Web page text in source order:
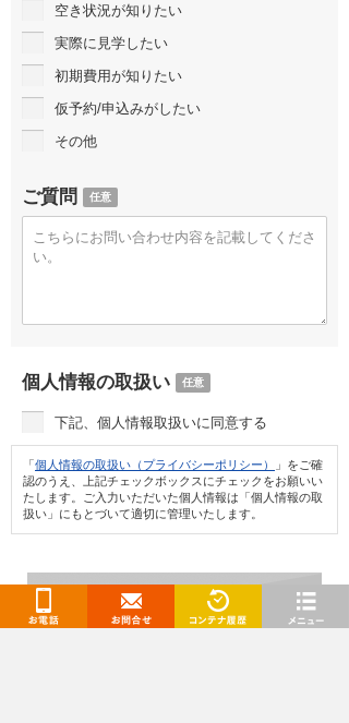
空き状況が知りたい
実際に見学したい
初期費用が知りたい
仮予約/申込みがしたい
その他
ご質問 任意
個人情報の取扱い 任意
下記、個人情報取扱いに同意する
「個人情報の取扱い（プライバシーポリシー）
」をご確
認のうえ、上記チェックボックスにチェックをお願いい
たします。ご入力いただいた個人情報は「個人情報の取
扱い」にもとづいて適切に管理いたします。